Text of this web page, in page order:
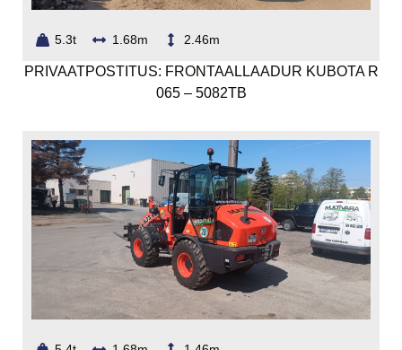
5.3t 1.68m 2.46m
PRIVAATPOSTITUS: FRONTAALLAADUR KUBOTA R
065 – 5082TB